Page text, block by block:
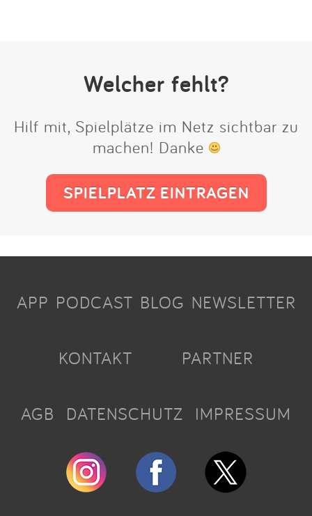
Welcher fehlt?
Hilf mit, Spielplätze im Netz sichtbar zu
machen! Danke
SPIELPLATZ EINTRAGEN
APP PODCAST BLOG NEWSLETTER
KONTAKT PARTNER
AGB DATENSCHUTZ IMPRESSUM